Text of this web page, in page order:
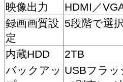
映像出力
HDMI／
録画画質設
定
5段階で選
内蔵HDD
2TB
バックアッ USBフラ